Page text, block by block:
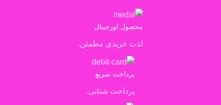
محصول اورجینال
لذت خریدی مطمئن.
پرداخت سریع
پرداخت شتابی.